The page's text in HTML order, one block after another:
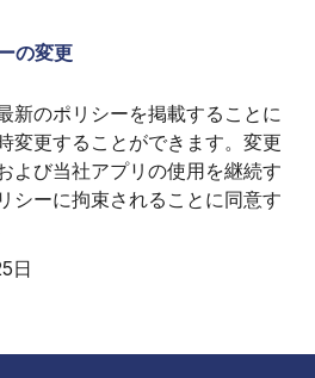
の変更
新のポリシーを掲載することに
変更することができます。変更
よび当社アプリの使用を継続す
シーに拘束されることに同意す
日